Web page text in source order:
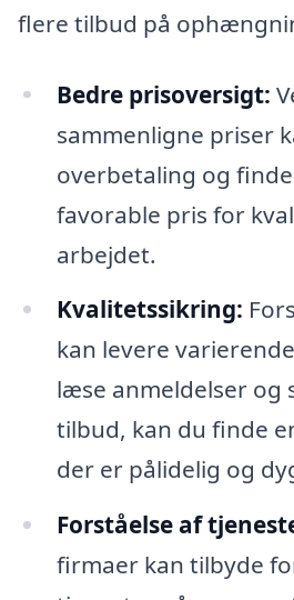
flere tilbud på
Bedre prisoversigt:
sammenligne priser
overbetaling og
favorable pris for
arbejdet.
Kvalitetssikring:
kan levere
læse anmeldelser og
tilbud, kan du finde
der er pålidelig og
Forståelse af
firmaer kan tilbyde